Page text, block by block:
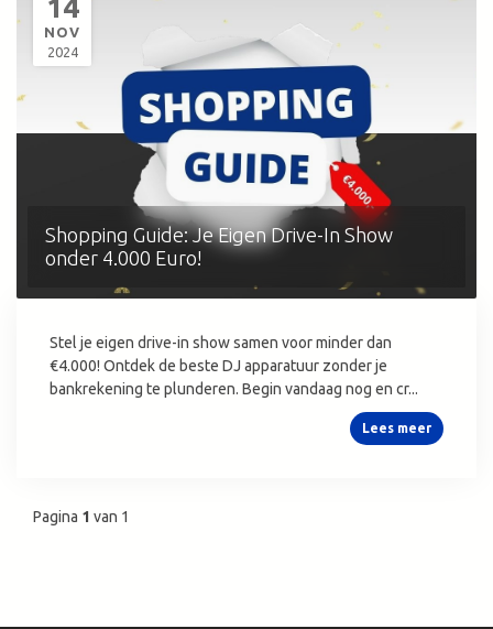
14
NOV
2024
Shopping Guide: Je Eigen Drive-In Show
onder 4.000 Euro!
Stel je eigen drive-in show samen voor minder dan
€4.000! Ontdek de beste DJ apparatuur zonder je
bankrekening te plunderen. Begin vandaag nog en cr...
Lees meer
Pagina 1 van 1